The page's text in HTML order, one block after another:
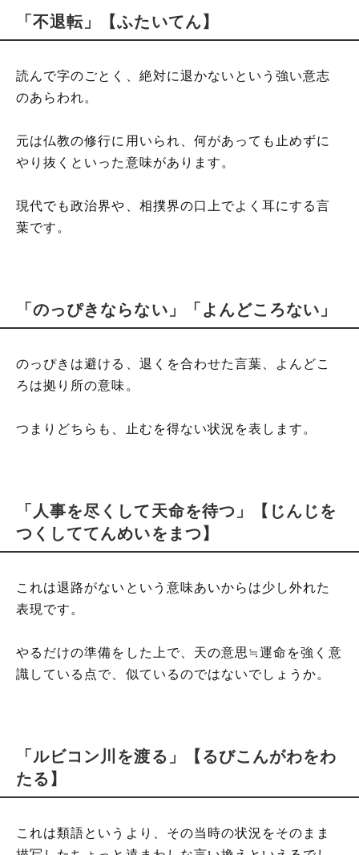
「不退転」【ふたいてん】
読んで字のごとく、絶対に退かないという強い意志
のあらわれ。
元は仏教の修行に用いられ、何があっても止めずに
やり抜くといった意味があります。
現代でも政治界や、相撲界の口上でよく耳にする言
葉です。
「のっぴきならない」「よんどころない」
のっぴきは避ける、退くを合わせた言葉、よんどこ
ろは拠り所の意味。
つまりどちらも、止むを得ない状況を表します。
「人事を尽くして天命を待つ」【じんじを
つくしててんめいをまつ】
これは退路がないという意味あいからは少し外れた
表現です。
やるだけの準備をした上で、天の意思≒運命を強く意
識している点で、似ているのではないでしょうか。
「ルビコン川を渡る」【るびこんがわをわ
たる】
これは類語というより、その当時の状況をそのまま